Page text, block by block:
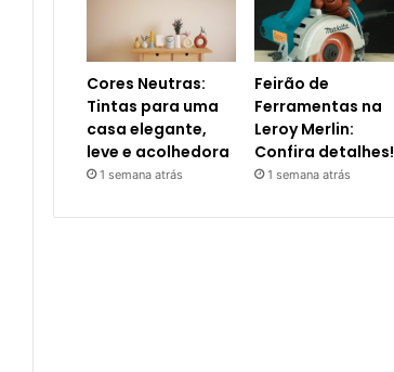
Cores Neutras:
Tintas para uma
casa elegante,
leve e acolhedora
1 semana atrás
Feirão de
Ferramentas na
Leroy Merlin:
Confira detalhes!
1 semana atrás